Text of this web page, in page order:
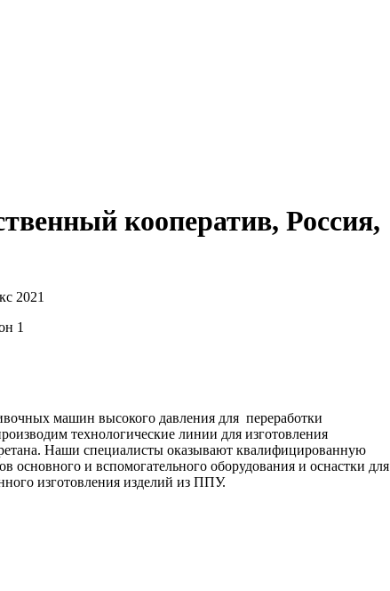
кооператив, Россия,
2021
1
машин высокого давления для переработки
технологические линии для изготовления
Наши специалисты оказывают квалифицированную
и вспомогательного оборудования и оснастки для
изготовления изделий из ППУ.